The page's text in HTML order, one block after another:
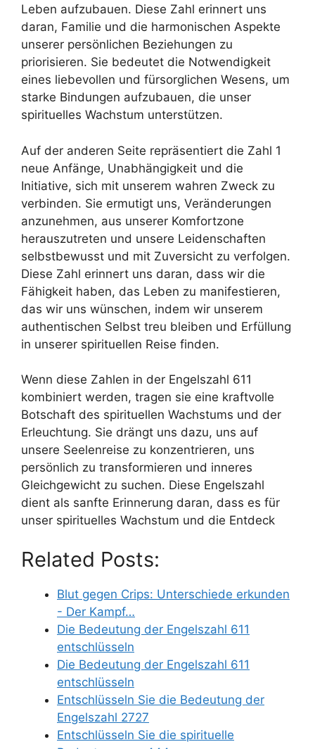
Leben aufzubauen. Diese Zahl erinnert uns
daran, Familie und die harmonischen Aspekte
unserer persönlichen Beziehungen zu
priorisieren. Sie bedeutet die Notwendigkeit
eines liebevollen und fürsorglichen Wesens, um
starke Bindungen aufzubauen, die unser
spirituelles Wachstum unterstützen.
Auf der anderen Seite repräsentiert die Zahl 1
neue Anfänge, Unabhängigkeit und die
Initiative, sich mit unserem wahren Zweck zu
verbinden. Sie ermutigt uns, Veränderungen
anzunehmen, aus unserer Komfortzone
herauszutreten und unsere Leidenschaften
selbstbewusst und mit Zuversicht zu verfolgen.
Diese Zahl erinnert uns daran, dass wir die
Fähigkeit haben, das Leben zu manifestieren,
das wir uns wünschen, indem wir unserem
authentischen Selbst treu bleiben und Erfüllung
in unserer spirituellen Reise finden.
Wenn diese Zahlen in der Engelszahl 611
kombiniert werden, tragen sie eine kraftvolle
Botschaft des spirituellen Wachstums und der
Erleuchtung. Sie drängt uns dazu, uns auf
unsere Seelenreise zu konzentrieren, uns
persönlich zu transformieren und inneres
Gleichgewicht zu suchen. Diese Engelszahl
dient als sanfte Erinnerung daran, dass es für
unser spirituelles Wachstum und die Entdeck
Related Posts:
Blut gegen Crips: Unterschiede erkunden
- Der Kampf…
Die Bedeutung der Engelszahl 611
entschlüsseln
Die Bedeutung der Engelszahl 611
entschlüsseln
Entschlüsseln Sie die Bedeutung der
Engelszahl 2727
Entschlüsseln Sie die spirituelle